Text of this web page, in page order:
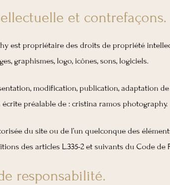
et contrefaçons.
est propriétaire des droits de propriété
graphismes, logo, icônes, sons, logiciels.
modification, publication, adaptation
préalable de : cristina ramos photography.
du site ou de l’un quelconque des
des articles L.335-2 et suivants du Code de
responsabilité.